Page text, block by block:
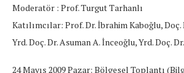
Moderatör : Prof. Turgut Tarhanlı
Katılımcılar: Prof. Dr. İbrahim Kaboğlu,
Yrd. Doç. Dr. Asuman A. İnceoğlu, Yrd. Doç.
24 Mayıs 2009 Pazar: Bölgesel Toplantı